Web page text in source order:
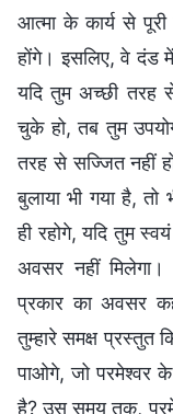
आत्मा के कार्य से
होंगे। इसलिए, वे दंड
यदि तुम अच्छी तरह
चुके हो, तब तुम
तरह से सज्जित नहीं
बुलाया भी गया है,
ही रहोगे, यदि तुम
अवसर नहीं
प्रकार का अवसर
तुम्हारे समक्ष प्रस्तुत
पाओगे, जो परमेश्वर के
है? उस समय तक,